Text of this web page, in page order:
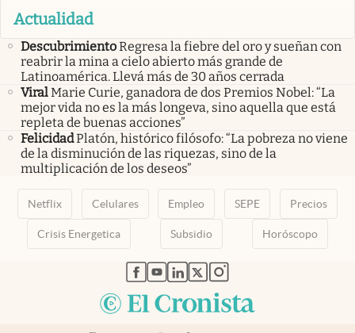
Actualidad
DescubrimientoRegresa la fiebre del oro y sueñan con
reabrir la mina a cielo abierto más grande de
Latinoamérica. Llevá más de 30 años cerrada
ViralMarie Curie, ganadora de dos Premios Nobel: “La
mejor vida no es la más longeva, sino aquella que está
repleta de buenas acciones”
FelicidadPlatón, histórico filósofo: “La pobreza no viene
de la disminución de las riquezas, sino de la
multiplicación de los deseos”
Netflix Celulares Empleo SEPE Precios
Crisis Energetica Subsidio Horóscopo
abre en nueva pestaña
abre en nueva pestaña
abre en nueva pestaña
abre en nueva pestaña
abre en nueva pestaña